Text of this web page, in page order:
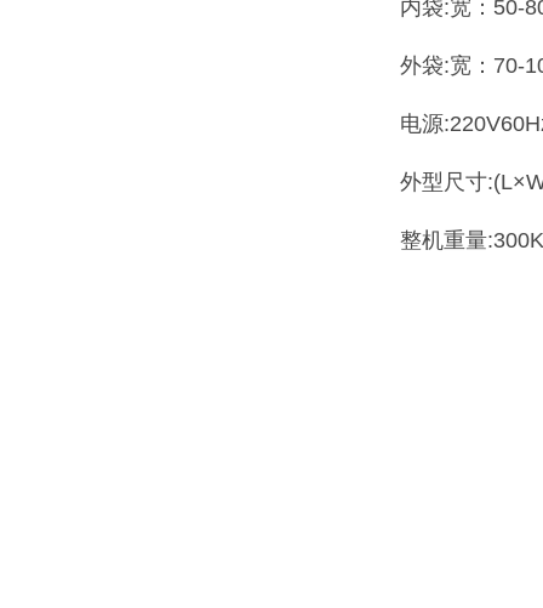
内袋:宽：50-
外袋:宽：70-
电源
外型尺寸
整机重量